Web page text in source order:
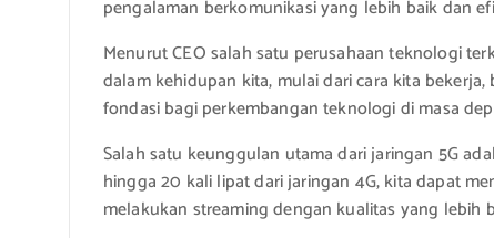
pengalaman berkomunikasi yang lebih baik dan
Menurut CEO salah satu perusahaan teknologi
dalam kehidupan kita, mulai dari cara kita
fondasi bagi perkembangan teknologi di masa
Salah satu keunggulan utama dari jaringan 5G
hingga 20 kali lipat dari jaringan 4G, kita dapat
melakukan streaming dengan kualitas yang lebih